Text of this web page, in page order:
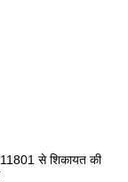
से शिकायत की